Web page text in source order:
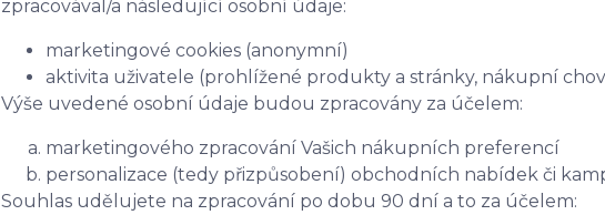
zpracovával/a následující osobní údaje:
marketingové cookies (anonymní)
aktivita uživatele (prohlížené produkty a stránky, nákupní
Výše uvedené osobní údaje budou zpracovány za účelem:
marketingového zpracování Vašich nákupních preferencí
personalizace (tedy přizpůsobení) obchodních nabídek či
Souhlas udělujete na zpracování po dobu 90 dní a to za účelem: